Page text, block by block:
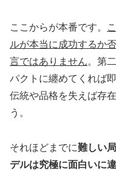
ここからが本番です。
ルが本当に成功するか
言ではありません。第
パクトに纏めてくれば
伝統や品格を失えば存
う。
それほどまでに難しい
デルは究極に面白いに